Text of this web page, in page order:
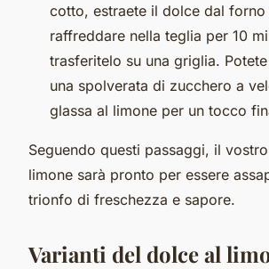
cotto, estraete il dolce dal forno
raffreddare nella teglia per 10
trasferitelo su una griglia.
una spolverata di zucchero a
glassa al limone per un tocco
Seguendo questi passaggi, il
limone sarà pronto per essere
trionfo di freschezza e sapore.
Varianti del dolce al